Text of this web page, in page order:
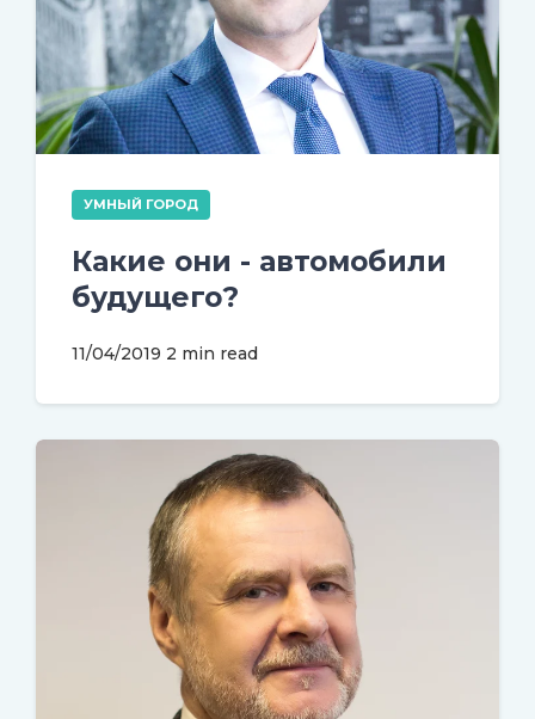
УМНЫЙ ГОРОД
Какие они - автомобили
будущего?
11/04/2019 2 min read